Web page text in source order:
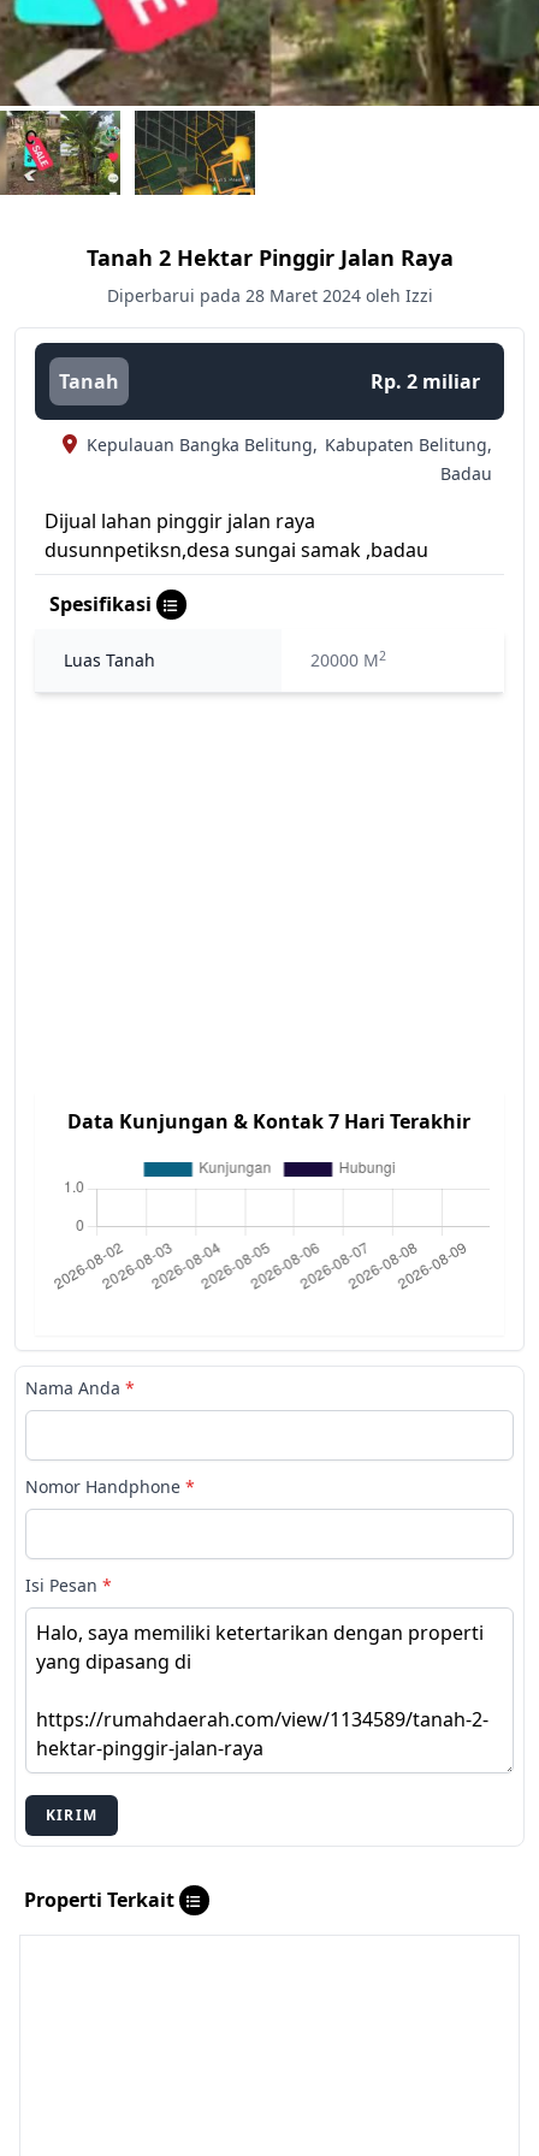
Tanah 2 Hektar Pinggir Jalan Raya
Diperbarui pada 28 Maret 2024 oleh Izzi
Tanah Rp. 2 miliar
Kepulauan Bangka Belitung, Kabupaten Belitung,
Badau
Dijual lahan pinggir jalan raya
dusunnpetiksn,desa sungai samak ,badau
Spesifikasi
Luas Tanah 20000 M2
Data Kunjungan & Kontak 7 Hari Terakhir
Nama Anda *
Nomor Handphone *
Isi Pesan *
KIRIM
Properti Terkait